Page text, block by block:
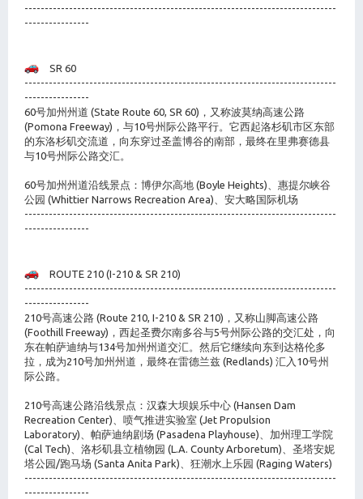
-----------------------------------------------------------------------------
----------------
SR 60
-----------------------------------------------------------------------------
----------------
60号加州州道 (State Route 60, SR 60)，又称波莫纳高速公路
(Pomona Freeway)，与10号州际公路平行。它西起洛杉矶市区东部
的东洛杉矶交流道，向东穿过圣盖博谷的南部，最终在里弗赛德县
与10号州际公路交汇。
60号加州州道沿线景点：博伊尔高地 (Boyle Heights)、惠提尔峡谷
公园 (Whittier Narrows Recreation Area)、安大略国际机场
-----------------------------------------------------------------------------
----------------
ROUTE 210 (I-210 & SR 210)
-----------------------------------------------------------------------------
----------------
210号高速公路 (Route 210, I-210 & SR 210)，又称山脚高速公路
(Foothill Freeway)，西起圣费尔南多谷与5号州际公路的交汇处，向
东在帕萨迪纳与134号加州州道交汇。然后它继续向东到达格伦多
拉，成为210号加州州道，最终在雷德兰兹 (Redlands) 汇入10号州
际公路。
210号高速公路沿线景点：汉森大坝娱乐中心 (Hansen Dam
Recreation Center)、喷气推进实验室 (Jet Propulsion
Laboratory)、帕萨迪纳剧场 (Pasadena Playhouse)、加州理工学院
(Cal Tech)、洛杉矶县立植物园 (L.A. County Arboretum)、圣塔安妮
塔公园/跑马场 (Santa Anita Park)、狂潮水上乐园 (Raging Waters)
-----------------------------------------------------------------------------
----------------